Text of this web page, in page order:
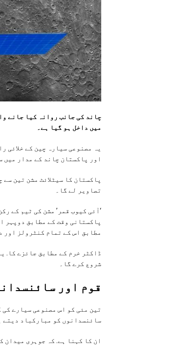
چاند کی جانب روانہ کیا جانے
میں داخل ہو گیا ہے۔
یہ مصنوعی سیارہ چین کے خلائی
اور پاکستان چاند کے مدار میں
پاکستان کا سیٹلائٹ مشن تین
تصاویر لے گا۔
‘آئی کیوب قمر’ مشن کی ٹیم کے
مطابق اس کے تمام کنٹرولز اور
ڈاکٹر خرم کے مطابق جائزے کا.
شروع کرے گا۔
قوم اور
تین مئی کو اس مصنوعی سیارے
سائنسدانوں کو مبارکباد دیتے
ان کا کہنا ہے. کہ جوہری